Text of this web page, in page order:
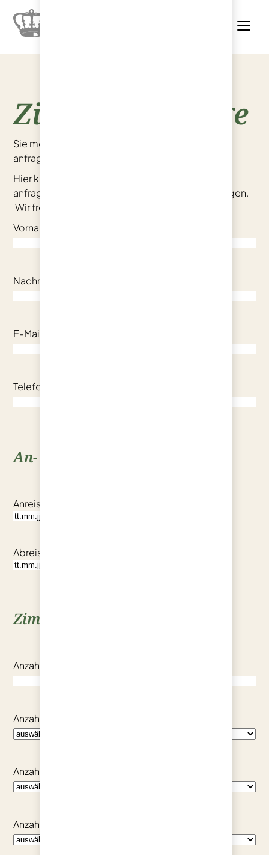
Zimmer-Anfrage
Sie möchten ein Zimmer bei uns buchen oder
anfragen? Dann sind Sie hier genau richtig!
Hier können Sie Ihre Zimmerreservierung und -
anfrage bequem online über unser Formular tätigen.
Wir freuen uns, Sie bald begrüßen zu dürfen!
Vorname
Nachname
E-Mail
Telefon
An- und Abreise
Anreise
Abreise
Zimmer
Anzahl Personen
Anzahl Komfort Einzelzimmer
Anzahl Standard Einzelzimmer
Anzahl Komfort Doppelzimmer